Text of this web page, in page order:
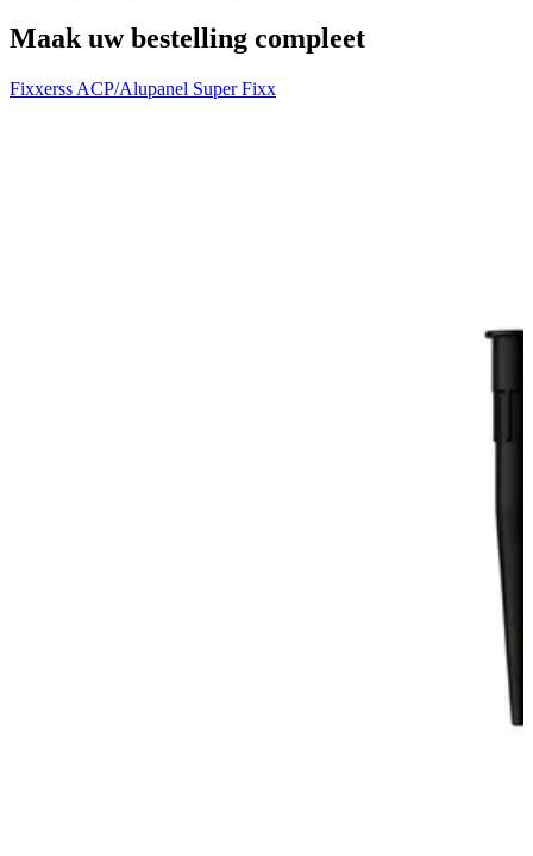
Maak uw bestelling compleet
Fixxerss ACP/Alupanel Super Fixx